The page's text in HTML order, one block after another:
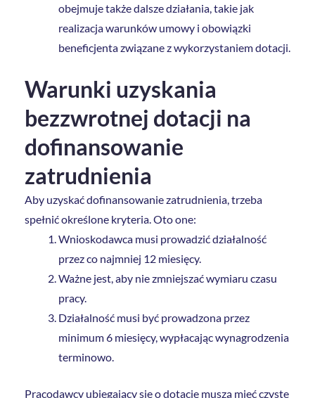
obejmuje także dalsze działania, takie jak
realizacja warunków umowy i obowiązki
beneficjenta związane z wykorzystaniem dotacji.
Warunki uzyskania
bezzwrotnej dotacji na
dofinansowanie
zatrudnienia
Aby uzyskać dofinansowanie zatrudnienia, trzeba
spełnić określone kryteria. Oto one:
Wnioskodawca musi prowadzić działalność
przez co najmniej 12 miesięcy.
Ważne jest, aby nie zmniejszać wymiaru czasu
pracy.
Działalność musi być prowadzona przez
minimum 6 miesięcy, wypłacając wynagrodzenia
terminowo.
Pracodawcy ubiegający się o dotację muszą mieć czyste